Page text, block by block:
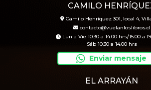
CAMILO
Camilo Henríquez 301, local 4,
contacto@vuelanloslibros.cl
Lun a Vie 10.30 a 14.00 hrs/15.00 a
Sáb 10.30 a 14.00 hrs
Enviar mensaje
EL ARRAYÁN